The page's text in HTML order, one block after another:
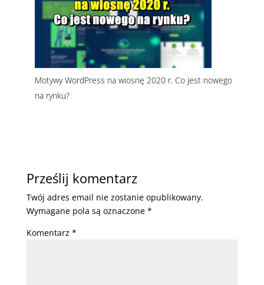
Motywy WordPress na wiosnę 2020 r. Co jest nowego
na rynku?
Prześlij komentarz
Twój adres email nie zostanie opublikowany.
Wymagane pola są oznaczone *
Komentarz *